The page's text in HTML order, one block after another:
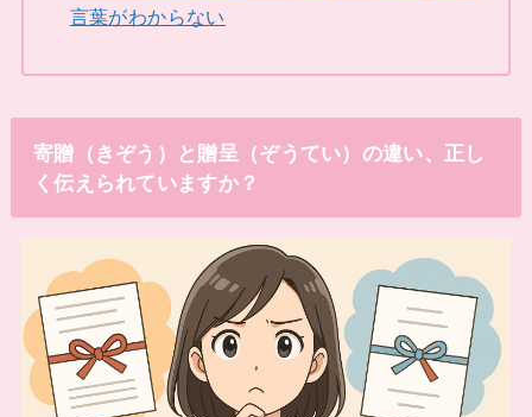
言葉がわからない
寄贈（きぞう）と贈呈（ぞうてい）の違い、正し
く伝えられていますか？